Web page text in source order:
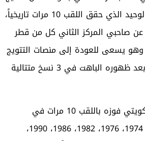
تاريخياً، فهو المنتخب الوحيد الذي حقق اللقب 10 مرات تاريخياً،
7 ألقاب عن صاحبي المركز الثاني كل من قطر
(3 ألقاب)، وهو يسعى للعودة إلى منصات التتويج
وتقديم مستوى قوي بعد ظهوره الباهت في 3 نسخ متتالية
هذا وحقق المنتخب الكويتي فوزه باللقب 10 مرات في
الأعوام: (1970، 1972، 1974، 1976، 1982، 1986، 1990،